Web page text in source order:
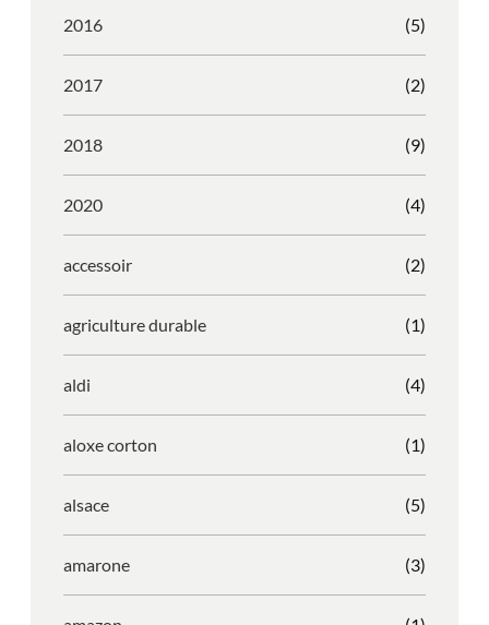
2016 (5)
2017 (2)
2018 (9)
2020 (4)
accessoir (2)
agriculture durable (1)
aldi (4)
aloxe corton (1)
alsace (5)
amarone (3)